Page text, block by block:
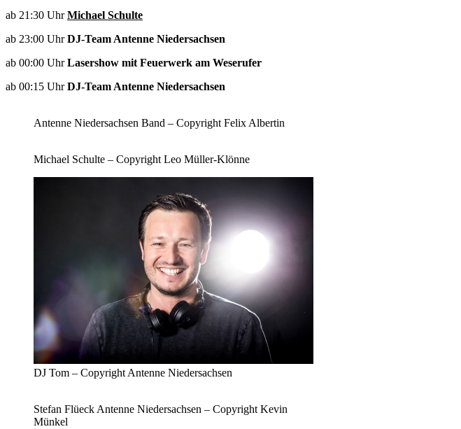
ab 21:30 Uhr Michael Schulte
ab 23:00 UhrDJ-Team Antenne Niedersachsen
ab 00:00 UhrLasershow mit Feuerwerk am Weserufer
ab 00:15 UhrDJ-Team Antenne Niedersachsen
Antenne Niedersachsen Band – Copyright Felix Albertin
Michael Schulte – Copyright Leo Müller-Klönne
DJ Tom – Copyright Antenne Niedersachsen
Stefan Flüeck Antenne Niedersachsen – Copyright Kevin
Münkel